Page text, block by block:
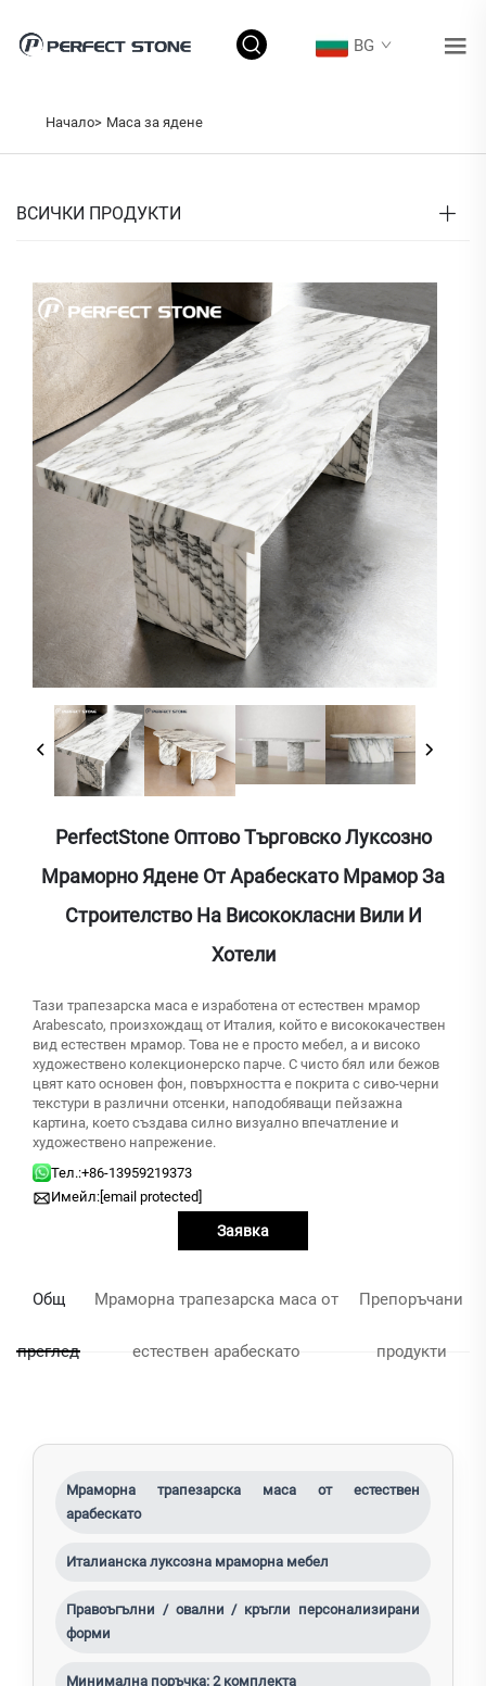
BG
Начало> Маса за ядене
ВСИЧКИ ПРОДУКТИ
PerfectStone Оптово Търговско Луксозно
Мраморно Ядене От Арабескато Мрамор За
Строителство На Висококласни Вили И
Хотели
Тази трапезарска маса е изработена от естествен мрамор
Arabescato, произхождащ от Италия, който е висококачествен
вид естествен мрамор. Това не е просто мебел, а и високо
художествено колекционерско парче. С чисто бял или бежов
цвят като основен фон, повърхността е покрита с сиво-черни
текстури в различни отсенки, наподобяващи пейзажна
картина, което създава силно визуално впечатление и
художествено напрежение.
Тел.:+86-13959219373
Имейл:[email protected]
Заявка
Общ
преглед
Мраморна трапезарска маса от
естествен арабескато
Препоръчани
продукти
Мраморна трапезарска маса от естествен
арабескато
Италианска луксозна мраморна мебел
Правоъгълни / овални / кръгли персонализирани
форми
Минимална поръчка: 2 комплекта